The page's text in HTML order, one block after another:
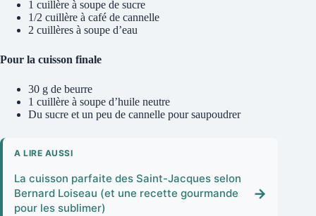
1 cuillère à soupe de sucre
1/2 cuillère à café de cannelle
2 cuillères à soupe d’eau
Pour la cuisson finale
30 g de beurre
1 cuillère à soupe d’huile neutre
Du sucre et un peu de cannelle pour saupoudrer
A LIRE AUSSI
La cuisson parfaite des Saint-Jacques selon
Bernard Loiseau (et une recette gourmande
pour les sublimer)
→